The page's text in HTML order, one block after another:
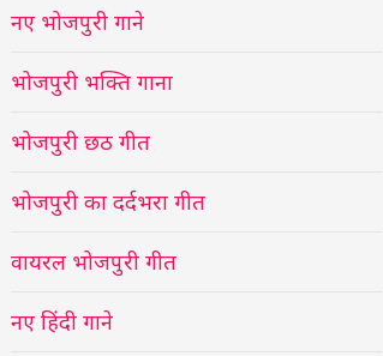
नए भोजपुरी गाने
भोजपुरी भक्ति गाना
भोजपुरी छठ गीत
भोजपुरी का दर्दभरा गीत
वायरल भोजपुरी गीत
नए हिंदी गाने